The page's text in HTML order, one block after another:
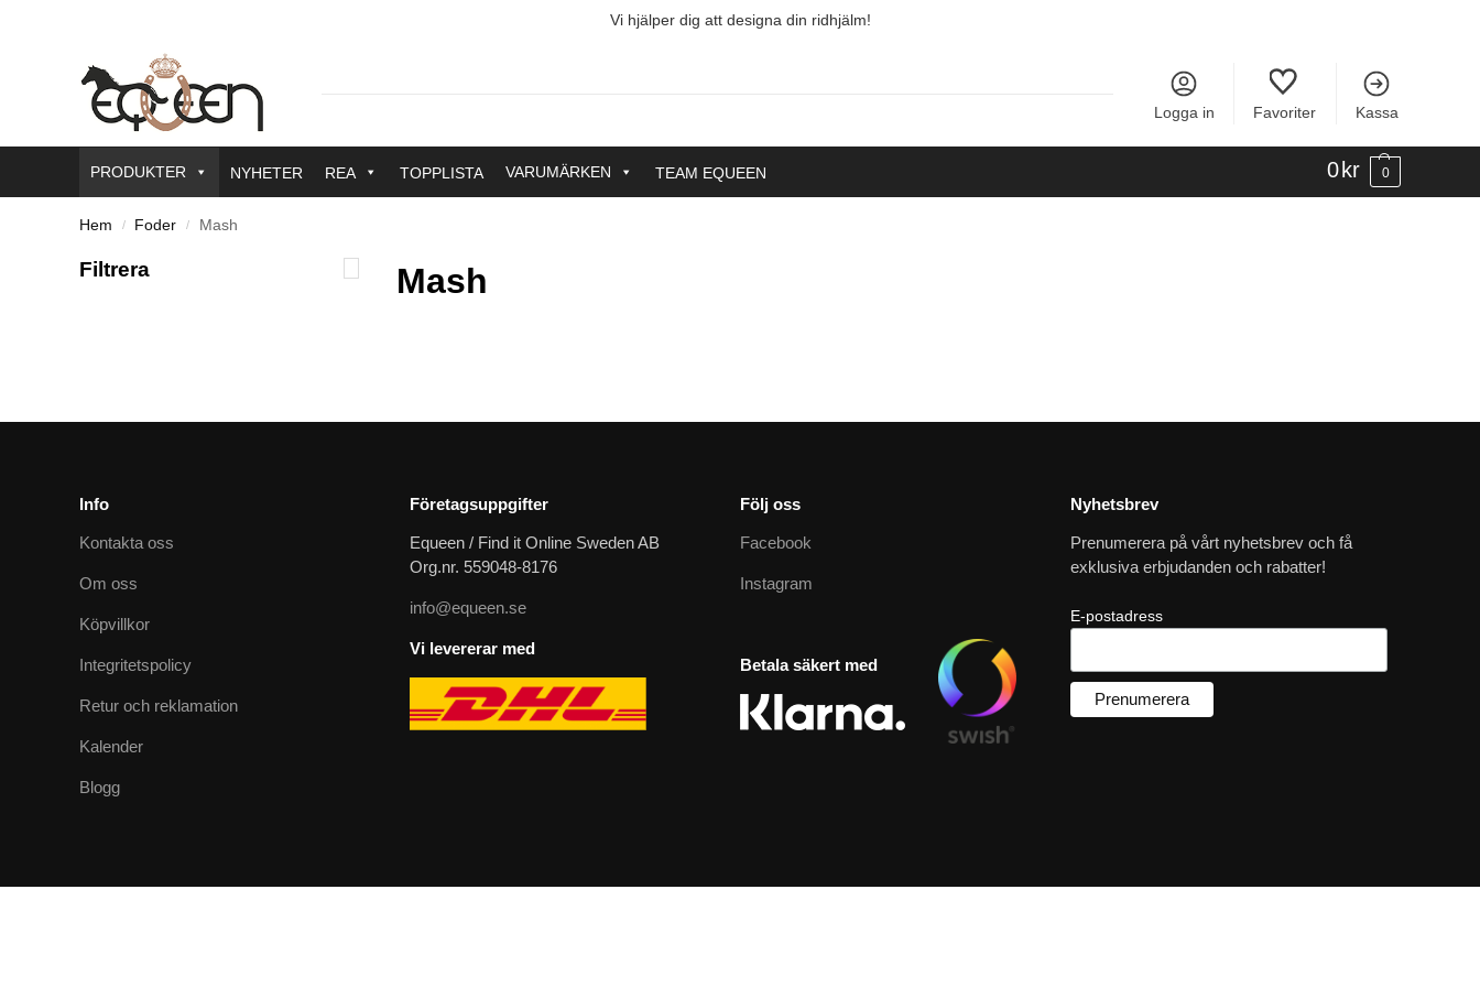
Vi hjälper dig att designa din ridhjälm!
Logga in Favoriter Kassa
PRODUKTER NYHETER REA TOPPLISTA VARUMÄRKEN TEAM EQUEEN 0 kr 0
Hem / Foder / Mash
Mash
Filtrera
Info
Kontakta oss
Om oss
Köpvillkor
Integritetspolicy
Retur och reklamation
Kalender
Blogg
Företagsuppgifter
Equeen / Find it Online Sweden AB
Org.nr. 559048-8176
info@equeen.se
Vi levererar med
Följ oss
Facebook
Instagram
Betala säkert med
Nyhetsbrev
Prenumerera på vårt nyhetsbrev och få
exklusiva erbjudanden och rabatter!
E-postadress